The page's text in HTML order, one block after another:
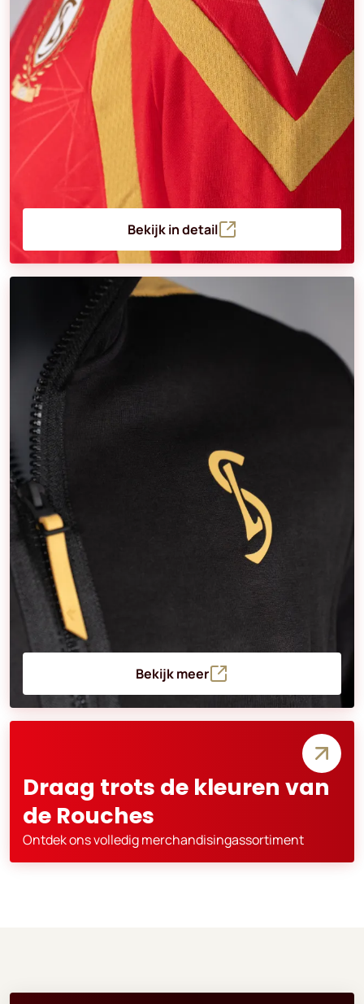
Bekijk in detail
Bekijk meer
Draag trots de kleuren van
de Rouches
Ontdek ons volledig merchandisingassortiment